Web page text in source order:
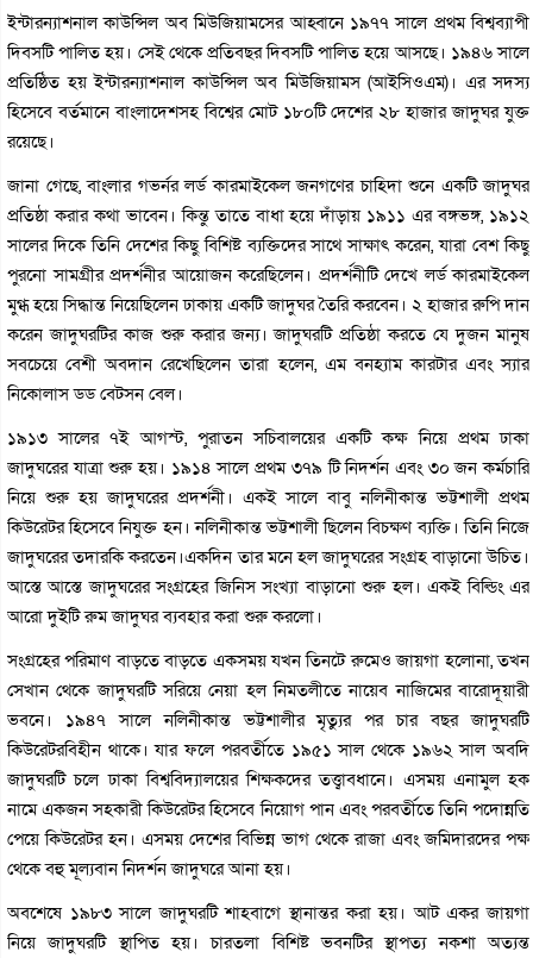
ইন্টারন্যাশনাল কাউন্সিল অব মিউজিয়ামসের আহ্বানে ১৯৭৭ সালে প্রথম বিশ্বব্যাপী
দিবসটি পালিত হয়। সেই থেকে প্রতিবছর দিবসটি পালিত হয়ে আসছে। ১৯৪৬ সালে
প্রতিষ্ঠিত হয় ইন্টারন্যাশনাল কাউন্সিল অব মিউজিয়ামস (আইসিওএম)। এর সদস্য
হিসেবে বর্তমানে বাংলাদেশসহ বিশ্বের মোট ১৮০টি দেশের ২৮ হাজার জাদুঘর যুক্ত
রয়েছে।
জানা গেছে, বাংলার গভর্নর লর্ড কারমাইকেল জনগণের চাহিদা শুনে একটি জাদুঘর
প্রতিষ্ঠা করার কথা ভাবেন। কিন্তু তাতে বাধা হয়ে দাঁড়ায় ১৯১১ এর বঙ্গভঙ্গ, ১৯১২
সালের দিকে তিনি দেশের কিছু বিশিষ্ট ব্যক্তিদের সাথে সাক্ষাৎ করেন, যারা বেশ কিছু
পুরনো সামগ্রীর প্রদর্শনীর আয়োজন করেছিলেন। প্রদর্শনীটি দেখে লর্ড কারমাইকেল
মুগ্ধ হয়ে সিদ্ধান্ত নিয়েছিলেন ঢাকায় একটি জাদুঘর তৈরি করবেন। ২ হাজার রুপি দান
করেন জাদুঘরটির কাজ শুরু করার জন্য। জাদুঘরটি প্রতিষ্ঠা করতে যে দুজন মানুষ
সবচেয়ে বেশী অবদান রেখেছিলেন তারা হলেন, এম বনহ্যাম কারটার এবং স্যার
নিকোলাস ডড বেটসন বেল।
১৯১৩ সালের ৭ই আগস্ট, পুরাতন সচিবালয়ের একটি কক্ষ নিয়ে প্রথম ঢাকা
জাদুঘরের যাত্রা শুরু হয়। ১৯১৪ সালে প্রথম ৩৭৯ টি নিদর্শন এবং ৩০ জন কর্মচারি
নিয়ে শুরু হয় জাদুঘরের প্রদর্শনী। একই সালে বাবু নলিনীকান্ত ভট্টশালী প্রথম
কিউরেটর হিসেবে নিযুক্ত হন। নলিনীকান্ত ভট্টশালী ছিলেন বিচক্ষণ ব্যক্তি। তিনি নিজে
জাদুঘরের তদারকি করতেন।একদিন তার মনে হল জাদুঘরের সংগ্রহ বাড়ানো উচিত।
আস্তে আস্তে জাদুঘরের সংগ্রহের জিনিস সংখ্যা বাড়ানো শুরু হল। একই বিল্ডিং এর
আরো দুইটি রুম জাদুঘর ব্যবহার করা শুরু করলো।
সংগ্রহের পরিমাণ বাড়তে বাড়তে একসময় যখন তিনটে রুমেও জায়গা হলোনা, তখন
সেখান থেকে জাদুঘরটি সরিয়ে নেয়া হল নিমতলীতে নায়েব নাজিমের বারোদূয়ারী
ভবনে। ১৯৪৭ সালে নলিনীকান্ত ভট্টশালীর মৃত্যুর পর চার বছর জাদুঘরটি
কিউরেটরবিহীন থাকে। যার ফলে পরবর্তীতে ১৯৫১ সাল থেকে ১৯৬২ সাল অবদি
জাদুঘরটি চলে ঢাকা বিশ্ববিদ্যালয়ের শিক্ষকদের তত্ত্বাবধানে। এসময় এনামুল হক
নামে একজন সহকারী কিউরেটর হিসেবে নিয়োগ পান এবং পরবর্তীতে তিনি পদোন্নতি
পেয়ে কিউরেটর হন। এসময় দেশের বিভিন্ন ভাগ থেকে রাজা এবং জমিদারদের পক্ষ
থেকে বহু মূল্যবান নিদর্শন জাদুঘরে আনা হয়।
অবশেষে ১৯৮৩ সালে জাদুঘরটি শাহবাগে স্থানান্তর করা হয়। আট একর জায়গা
নিয়ে জাদুঘরটি স্থাপিত হয়। চারতলা বিশিষ্ট ভবনটির স্থাপত্য নকশা অত্যন্ত